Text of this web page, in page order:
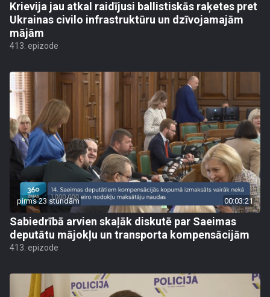
Krievija jau atkal raidījusi ballistiskās raķetes pret
Ukrainas civilo infrastruktūru un dzīvojamajām
mājām
413. epizode
pirms 23 stundām 00:03:21
Sabiedrībā arvien skaļāk diskutē par Saeimas
deputātu mājokļu un transporta kompensācijām
413. epizode